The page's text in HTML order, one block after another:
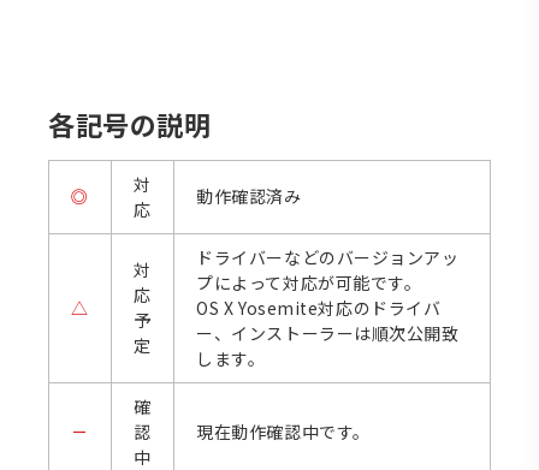
各記号の説明
◎
対
応
動作確認済み
△
対
応
予
定
ドライバーなどのバージョンアッ
プによって対応が可能です。
OS X Yosemite対応のドライバ
ー、インストーラーは順次公開致
します。
－
確
認
中
現在動作確認中です。